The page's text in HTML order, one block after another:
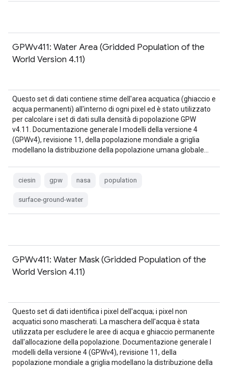
GPWv411: Water Area (Gridded Population of the
World Version 4.11)
Questo set di dati contiene stime dell'area acquatica (ghiaccio e
acqua permanenti) all'interno di ogni pixel ed è stato utilizzato
per calcolare i set di dati sulla densità di popolazione GPW
v4.11. Documentazione generale I modelli della versione 4
(GPWv4), revisione 11, della popolazione mondiale a griglia
modellano la distribuzione della popolazione umana globale…
ciesin gpw nasa population
surface-ground-water
GPWv411: Water Mask (Gridded Population of the
World Version 4.11)
Questo set di dati identifica i pixel dell'acqua; i pixel non
acquatici sono mascherati. La maschera dell'acqua è stata
utilizzata per escludere le aree di acqua e ghiaccio permanente
dall'allocazione della popolazione. Documentazione generale I
modelli della versione 4 (GPWv4), revisione 11, della
popolazione mondiale a griglia modellano la distribuzione della